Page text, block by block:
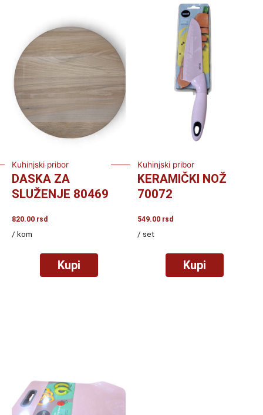
Kuhinjski pribor
DASKA ZA
SLUŽENJE 80469
820.00 rsd
/ kom
Kupi
Kuhinjski pribor
KERAMIČKI NOŽ
70072
549.00 rsd
/ set
Kupi